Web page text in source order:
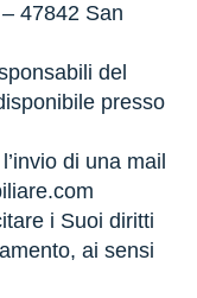
47842 San
del
presso
di una mail
i Suoi diritti
ai sensi